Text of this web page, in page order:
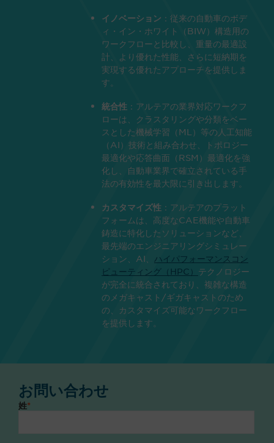
お問い合わせ
姓*
イノベーション ：従来の自動車のボデ
ィ・イン・ホワイト（BIW）構造用の
ワークフローと比較し、重量の最適設
計、より優れた性能、さらに短納期を
実現する優れたアプローチを提供しま
す。
統合性 ：アルテアの業界対応ワークフ
ローは、クラスタリングや分類をベー
スとした機械学習（ML）等の人工知能
（AI）技術と組み合わせ、トポロジー
最適化や応答曲面（RSM）最適化を強
化し、自動車業界で確立されている手
法の有効性を最大限に引き出します。
カスタマイズ性 ：アルテアのプラット
フォームは、高度なCAE機能や自動車
鋳造に特化したソリューションなど、
最先端のエンジニアリングシミュレー
ション、AI、 ハイパフォーマンスコン
ピューティング（HPC） テクノロジー
が完全に統合されており、複雑な構造
のメガキャスト/ギガキャストのため
の、カスタマイズ可能なワークフロー
を提供します。